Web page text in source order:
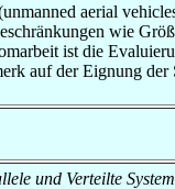
aerial
wie
ist die
auf der Eignung
und Verteilte